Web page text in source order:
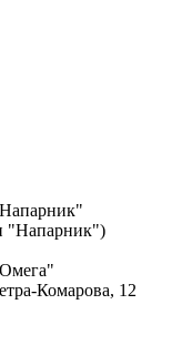
"Напарник")
Комарова, 12